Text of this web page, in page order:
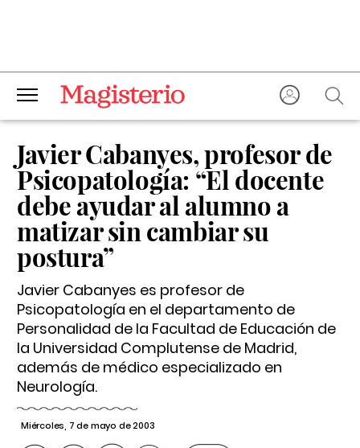
Javier Cabanyes, profesor de
Psicopatología: “El docente
debe ayudar al alumno a
matizar sin cambiar su
postura”
Javier Cabanyes es profesor de
Psicopatología en el departamento de
Personalidad de la Facultad de Educación de
la Universidad Complutense de Madrid,
además de médico especializado en
Neurología.
Miércoles, 7 de mayo de 2003